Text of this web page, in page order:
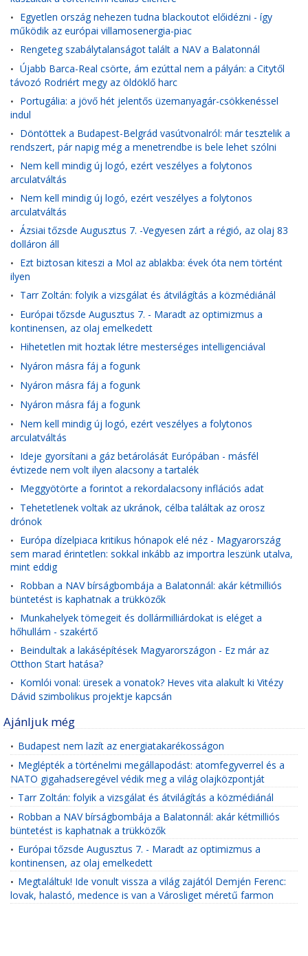
• Egyetlen ország nehezen tudna blackoutot előidézni - így
működik az európai villamosenergia-piac
• Rengeteg szabálytalanságot talált a NAV a Balatonnál
• Újabb Barca-Real csörte, ám ezúttal nem a pályán: a Citytől
távozó Rodriért megy az öldöklő harc
• Portugália: a jövő hét jelentős üzemanyagár-csökkenéssel
indul
• Döntöttek a Budapest-Belgrád vasútvonalról: már tesztelik a
rendszert, pár napig még a menetrendbe is bele lehet szólni
• Nem kell mindig új logó, ezért veszélyes a folytonos
arculatváltás
• Nem kell mindig új logó, ezért veszélyes a folytonos
arculatváltás
• Ázsiai tőzsde Augusztus 7. -Vegyesen zárt a régió, az olaj 83
dolláron áll
• Ezt biztosan kiteszi a Mol az ablakba: évek óta nem történt
ilyen
• Tarr Zoltán: folyik a vizsgálat és átvilágítás a közmédiánál
• Európai tőzsde Augusztus 7. - Maradt az optimizmus a
kontinensen, az olaj emelkedett
• Hihetetlen mit hoztak létre mesterséges intelligenciával
• Nyáron másra fáj a fogunk
• Nyáron másra fáj a fogunk
• Nyáron másra fáj a fogunk
• Nem kell mindig új logó, ezért veszélyes a folytonos
arculatváltás
• Ideje gyorsítani a gáz betárolását Európában - másfél
évtizede nem volt ilyen alacsony a tartalék
• Meggyötörte a forintot a rekordalacsony inflációs adat
• Tehetetlenek voltak az ukránok, célba találtak az orosz
drónok
• Európa dízelpiaca kritikus hónapok elé néz - Magyarország
sem marad érintetlen: sokkal inkább az importra leszünk utalva,
mint eddig
• Robban a NAV bírságbombája a Balatonnál: akár kétmilliós
büntetést is kaphatnak a trükközők
• Munkahelyek tömegeit és dollármilliárdokat is eléget a
hőhullám - szakértő
• Beindultak a lakásépítések Magyarországon - Ez már az
Otthon Start hatása?
• Komlói vonal: üresek a vonatok? Heves vita alakult ki Vitézy
Dávid szimbolikus projektje kapcsán
Ajánljuk még
• Budapest nem lazít az energiatakarékosságon
• Meglépték a történelmi megállapodást: atomfegyverrel és a
NATO gigahadseregével védik meg a világ olajközpontját
• Tarr Zoltán: folyik a vizsgálat és átvilágítás a közmédiánál
• Robban a NAV bírságbombája a Balatonnál: akár kétmilliós
büntetést is kaphatnak a trükközők
• Európai tőzsde Augusztus 7. - Maradt az optimizmus a
kontinensen, az olaj emelkedett
• Megtaláltuk! Ide vonult vissza a világ zajától Demjén Ferenc:
lovak, halastó, medence is van a Városliget méretű farmon